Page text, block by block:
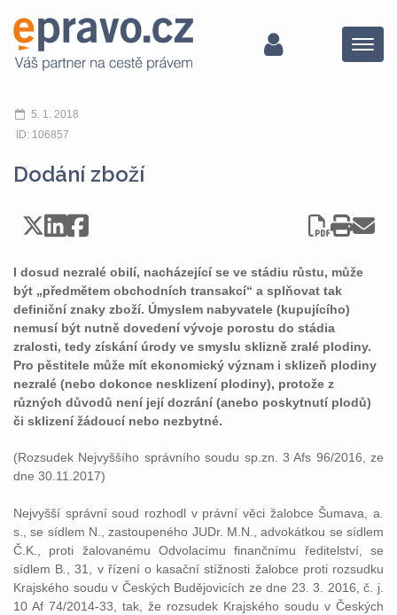
Menu
5. 1. 2018
ID: 106857
Dodání zboží
I dosud nezralé obilí, nacházející se ve stádiu růstu, může
být „předmětem obchodních transakcí“ a splňovat tak
definiční znaky zboží. Úmyslem nabyvatele (kupujícího)
nemusí být nutně dovedení vývoje porostu do stádia
zralosti, tedy získání úrody ve smyslu sklizně zralé plodiny.
Pro pěstitele může mít ekonomický význam i sklizeň plodiny
nezralé (nebo dokonce nesklizení plodiny), protože z
různých důvodů není její dozrání (anebo poskytnutí plodů)
či sklizení žádoucí nebo nezbytné.
(Rozsudek Nejvyššího správního soudu sp.zn. 3 Afs 96/2016, ze
dne 30.11.2017)
Nejvyšší správní soud rozhodl v právní věci žalobce Šumava, a.
s., se sídlem N., zastoupeného JUDr. M.N., advokátkou se sídlem
Č.K., proti žalovanému Odvolacímu finančnímu ředitelství, se
sídlem B., 31, v řízení o kasační stížnosti žalobce proti rozsudku
Krajského soudu v Českých Budějovicích ze dne 23. 3. 2016, č. j.
10 Af 74/2014-33, tak, že rozsudek Krajského soudu v Českých